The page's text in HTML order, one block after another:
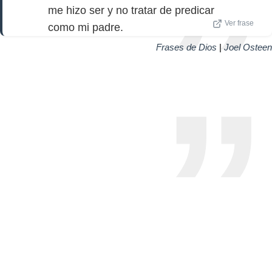
me hizo ser y no tratar de predicar
como mi padre.
Ver frase
Frases de Dios | Joel Osteen